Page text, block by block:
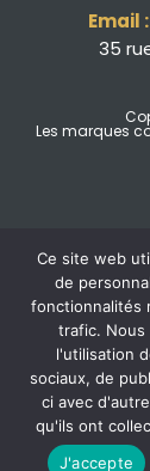
Email :
35
Les marques
Ce site web
de
fonctionnalités
trafic. Nous
l'utilisation
sociaux, de
ci avec
qu'ils ont
J'accepte